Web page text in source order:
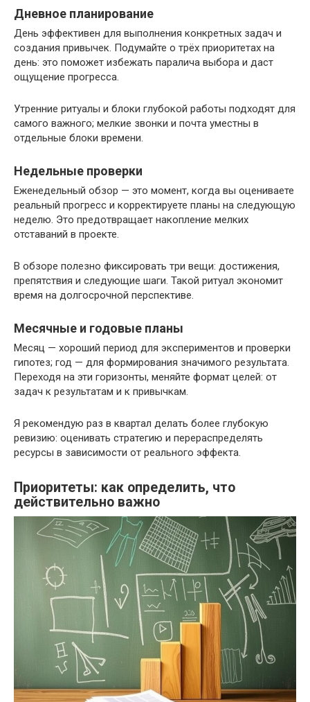
Дневное планирование
День эффективен для выполнения конкретных задач и
создания привычек. Подумайте о трёх приоритетах на
день: это поможет избежать паралича выбора и даст
ощущение прогресса.
Утренние ритуалы и блоки глубокой работы подходят для
самого важного; мелкие звонки и почта уместны в
отдельные блоки времени.
Недельные проверки
Еженедельный обзор — это момент, когда вы оцениваете
реальный прогресс и корректируете планы на следующую
неделю. Это предотвращает накопление мелких
отставаний в проекте.
В обзоре полезно фиксировать три вещи: достижения,
препятствия и следующие шаги. Такой ритуал экономит
время на долгосрочной перспективе.
Месячные и годовые планы
Месяц — хороший период для экспериментов и проверки
гипотез; год — для формирования значимого результата.
Переходя на эти горизонты, меняйте формат целей: от
задач к результатам и к привычкам.
Я рекомендую раз в квартал делать более глубокую
ревизию: оценивать стратегию и перераспределять
ресурсы в зависимости от реального эффекта.
Приоритеты: как определить, что
действительно важно